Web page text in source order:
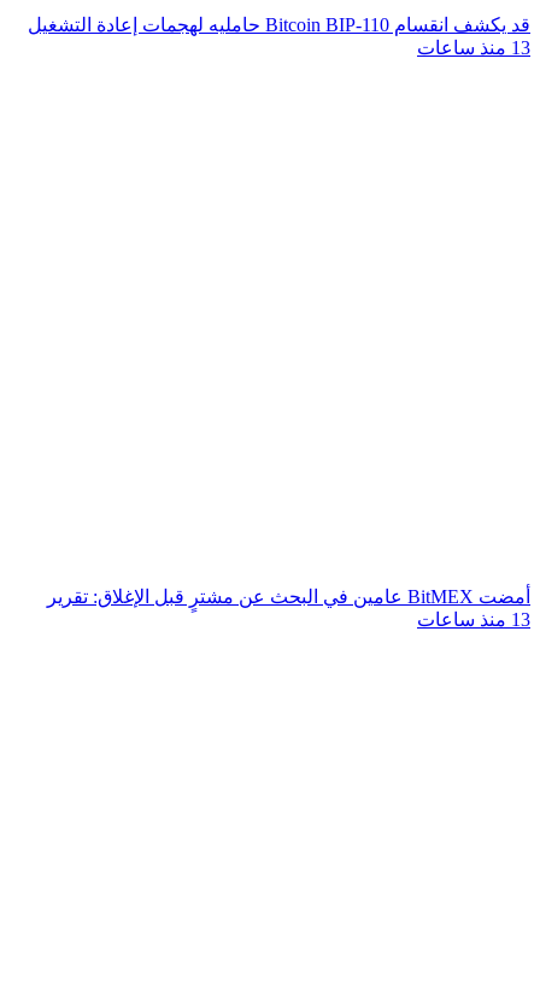
قد يكشف انقسام Bitcoin BIP-110 حامليه لهجمات إعادة التشغيل
13 منذ ساعات
أمضت BitMEX عامين في البحث عن مشترٍ قبل الإغلاق: تقرير
13 منذ ساعات